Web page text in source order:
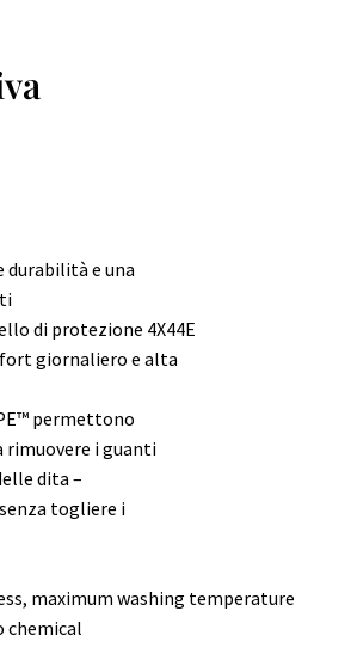
e una
di protezione 4X44E
giornaliero e alta
permettono
rimuovere i guanti
dita –
togliere i
maximum washing temperature
chemical